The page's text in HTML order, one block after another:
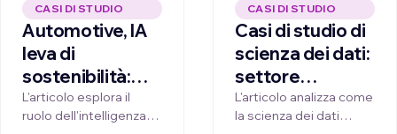
CASI DI STUDIO
Automotive, IA
leva di
sostenibilità:
come saranno i
veicoli del futuro
L'articolo esplora il
ruolo dell'intelligenza
CASI DI STUDIO
Casi di studio di
scienza dei dati:
settore
alimentare
L'articolo analizza come
la scienza dei dati